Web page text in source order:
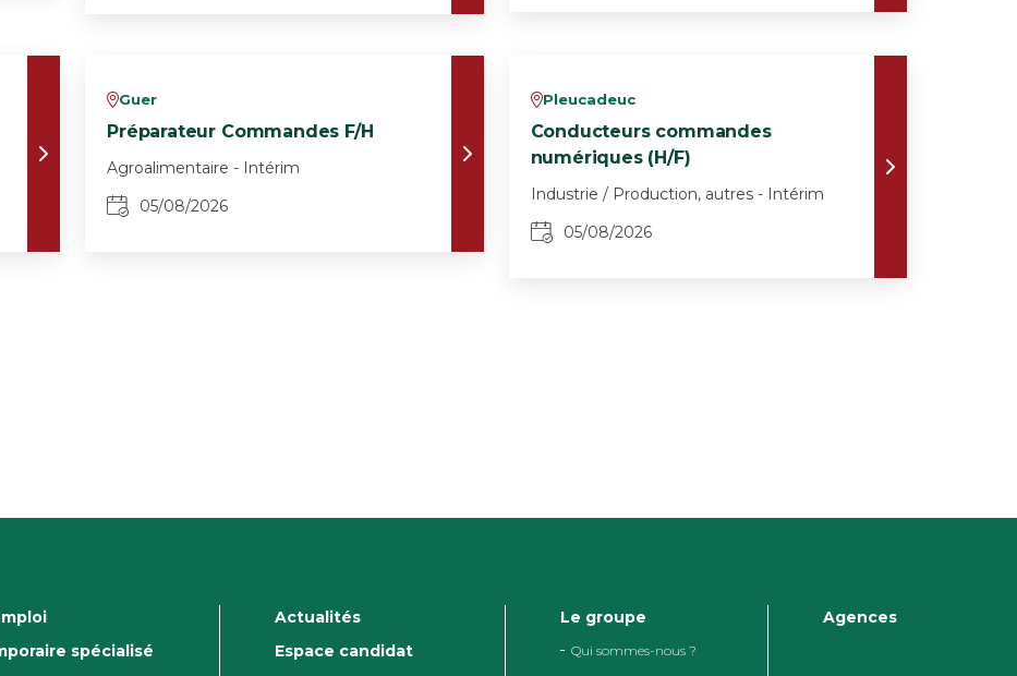
vGuer
Préparateur Commandes F/H
Agroalimentaire - Intérim
05/08/2026
vPleucadeuc
Conducteurs commandes
numériques (H/F)
Industrie / Production, autres - Intérim
05/08/2026
spécialisé
Actualités
Espace candidat
Le groupe
Qui sommes-nous ?
Agences